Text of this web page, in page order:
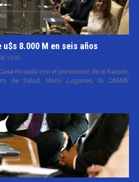
u$s 8.000 M en seis años
15:00
Rosada con el presidente de la Nación,
de Salud, Mario Lugones, la CAEME